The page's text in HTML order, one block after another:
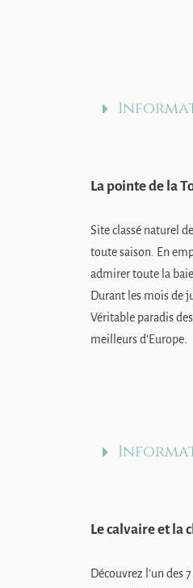
La pointe de la
Site classé naturel
toute saison. En
admirer toute la baie
Durant les mois de
Véritable paradis
meilleurs d’Europe.
Le calvaire et la
Découvrez l’un des